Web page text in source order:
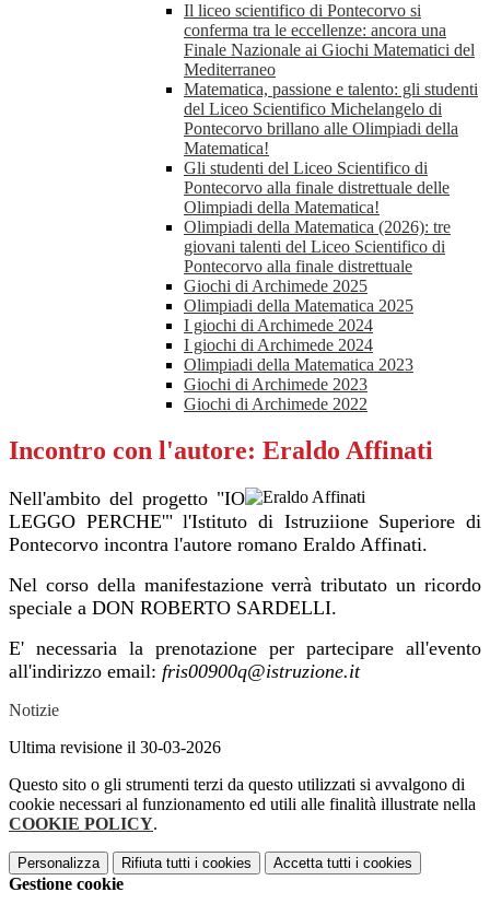
Il liceo scientifico di Pontecorvo si
conferma tra le eccellenze: ancora una
Finale Nazionale ai Giochi Matematici del
Mediterraneo
Matematica, passione e talento: gli studenti
del Liceo Scientifico Michelangelo di
Pontecorvo brillano alle Olimpiadi della
Matematica!
Gli studenti del Liceo Scientifico di
Pontecorvo alla finale distrettuale delle
Olimpiadi della Matematica!
Olimpiadi della Matematica (2026): tre
giovani talenti del Liceo Scientifico di
Pontecorvo alla finale distrettuale
Giochi di Archimede 2025
Olimpiadi della Matematica 2025
I giochi di Archimede 2024
I giochi di Archimede 2024
Olimpiadi della Matematica 2023
Giochi di Archimede 2023
Giochi di Archimede 2022
Incontro con l'autore: Eraldo Affinati
Nell'ambito del progetto "IO
LEGGO PERCHE'" l'Istituto di Istruziione Superiore di
Pontecorvo incontra l'autore romano Eraldo Affinati.
Nel corso della manifestazione verrà tributato un ricordo
speciale a DON ROBERTO SARDELLI.
E' necessaria la prenotazione per partecipare all'evento
all'indirizzo email: fris00900q@istruzione.it
Notizie
Ultima revisione il 30-03-2026
Questo sito o gli strumenti terzi da questo utilizzati si avvalgono di
cookie necessari al funzionamento ed utili alle finalità illustrate nella
COOKIE POLICY.
Personalizza Rifiuta tutti i cookies Accetta tutti i cookies
Gestione cookie